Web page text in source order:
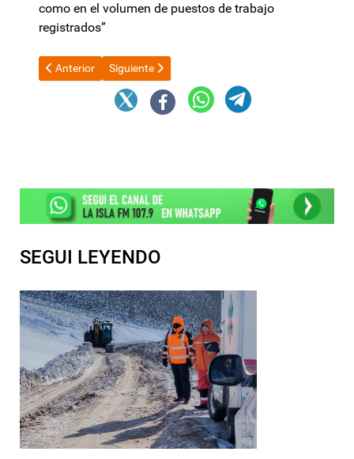
como en el volumen de puestos de trabajo
registrados”
Artículo anterior: Jugada maestra: Raúl Jalil crea un nuevo
Anterior Artículo siguiente: Bullrich sobre Villarruel: "Ella
Siguiente
SEGUI LEYENDO